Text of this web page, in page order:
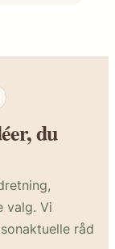
du
valg. Vi
råd